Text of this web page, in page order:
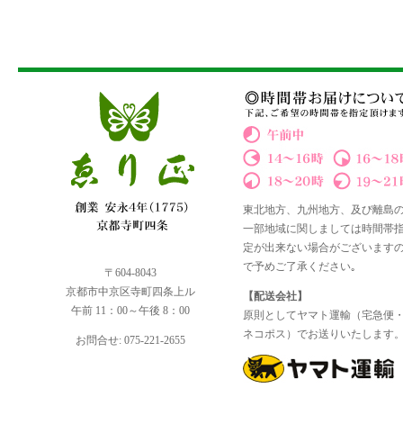
〒604-8043
京都市中京区寺町四条上ル
午前 11：00～午後 8：00
お問合せ: 075-221-2655
東北地方、九州地方、及び離島
一部地域に関しましては時間帯
定が出来ない場合がございます
で予めご了承ください｡
【配送会社】
原則としてヤマト運輸（宅急便
ネコポス）でお送りいたします